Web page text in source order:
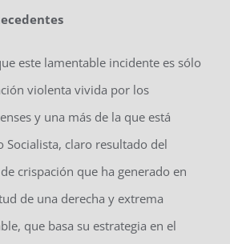
este lamentable incidente es sólo
violenta vivida por los
y una más de la que está
Socialista, claro resultado del
crispación que ha generado en
de una derecha y extrema
que basa su estrategia en el